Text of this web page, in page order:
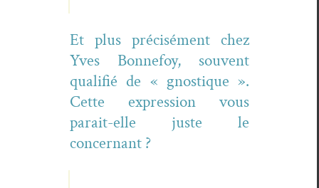
Et plus pré­cisé­ment chez
Yves Bon­nefoy, sou­vent
qual­i­fié de « gnos­tique ».
Cette expres­sion vous
parait-elle juste le
concernant ?